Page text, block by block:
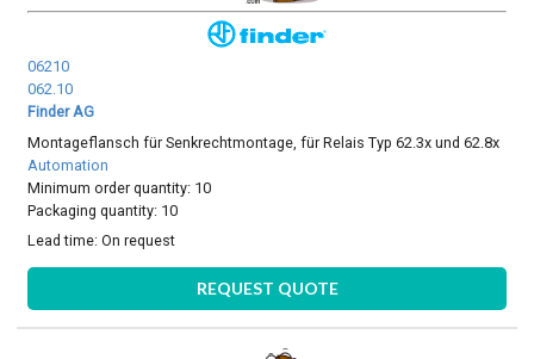
06210
062.10
Finder AG
Montageflansch für Senkrechtmontage, für Relais Typ 62.3x und 62.8x
Automation
Minimum order quantity: 10
Packaging quantity: 10
Lead time:On request
REQUEST QUOTE